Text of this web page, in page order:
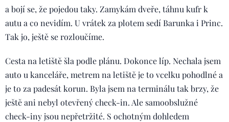
a bojí se, že pojedou taky. Zamykám dveře, táhnu kufr k
autu a co nevidím. U vrátek za plotem sedí Barunka i Princ.
Tak jo, ještě se rozloučíme.
Cesta na letiště šla podle plánu. Dokonce líp. Nechala jsem
auto u kanceláře, metrem na letiště je to vcelku pohodlné a
je to za padesát korun. Byla jsem na terminálu tak brzy, že
ještě ani nebyl otevřený check-in. Ale samoobslužné
check-iny jsou nepřetržité. S ochotným dohledem